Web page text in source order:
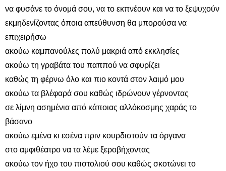
να φυσάνε το όνομά σου, να το εκπνέουν και να το ξεψυχούν
εκμηδενίζοντας όποια απεύθυνση θα μπορούσα να
επιχειρήσω
ακούω καμπανούλες πολύ μακριά από εκκλησίες
ακούω τη γραβάτα του παππού να σφυρίζει
καθώς τη φέρνω όλο και πιο κοντά στον λαιμό μου
ακούω τα βλέφαρά σου καθώς ιδρώνουν γέρνοντας
σε λίμνη ασημένια από κάποιας αλλόκοσμης χαράς το
βάσανο
ακούω εμένα κι εσένα πριν κουρδιστούν τα όργανα
στο αμφιθέατρο να τα λέμε ξεροβήχοντας
ακούω τον ήχο του πιστολιού σου καθώς σκοτώνει το